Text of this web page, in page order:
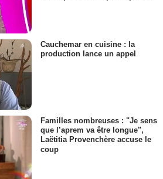
Cauchemar en cuisine : la
production lance un appel
Familles nombreuses : "Je sens
que l’aprem va être longue",
Laëtitia Provenchère accuse le
coup